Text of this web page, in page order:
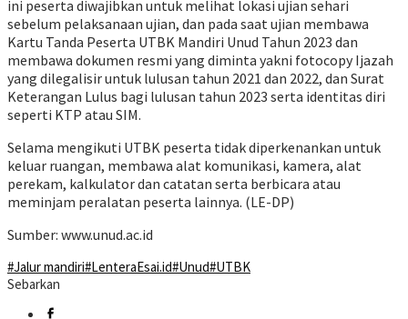
ini peserta diwajibkan untuk melihat lokasi ujian sehari
sebelum pelaksanaan ujian, dan pada saat ujian membawa
Kartu Tanda Peserta UTBK Mandiri Unud Tahun 2023 dan
membawa dokumen resmi yang diminta yakni fotocopy Ijazah
yang dilegalisir untuk lulusan tahun 2021 dan 2022, dan Surat
Keterangan Lulus bagi lulusan tahun 2023 serta identitas diri
seperti KTP atau SIM.
Selama mengikuti UTBK peserta tidak diperkenankan untuk
keluar ruangan, membawa alat komunikasi, kamera, alat
perekam, kalkulator dan catatan serta berbicara atau
meminjam peralatan peserta lainnya. (LE-DP)
Sumber: www.unud.ac.id
#Jalur mandiri#LenteraEsai.id#Unud#UTBK
Sebarkan